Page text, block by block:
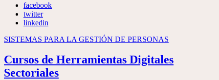
facebook
twitter
linkedin
SISTEMAS PARA LA GESTIÓN DE PERSONAS
Cursos de Herramientas Digitales
Sectoriales